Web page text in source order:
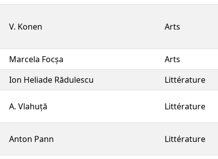
V. Konen Arts
Marcela Focșa Arts
Ion Heliade Rădulescu Littérature
A. Vlahuță Littérature
Anton Pann Littérature